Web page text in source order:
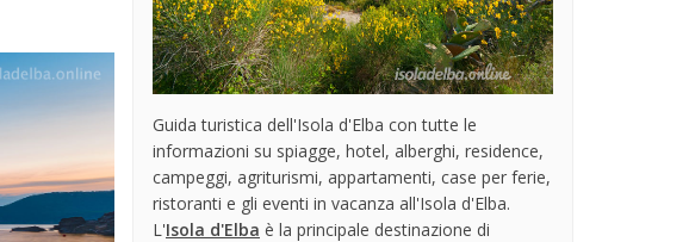
Guida turistica dell'Isola d'Elba con tutte le
informazioni su spiagge, hotel, alberghi, residence,
campeggi, agriturismi, appartamenti, case per ferie,
ristoranti e gli eventi in vacanza all'Isola d'Elba.
L'Isola d'Elba è la principale destinazione di